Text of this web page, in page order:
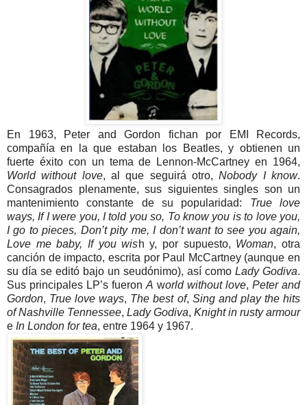
En 1963, Peter and Gordon fichan por EMI Records,
compañía en la que estaban los Beatles, y obtienen un
fuerte éxito con un tema de Lennon-McCartney en 1964,
World without love, al que seguirá otro,Nobody I know.
Consagrados plenamente, sus siguientes singles son un
mantenimiento constante de su popularidad: True love
ways, If I were you, I told you so, To know you is to love you,
I go to pieces, Don’t pity me, I don’t want to see you again,
Love me baby, If you wish y, por supuesto, Woman, otra
canción de impacto, escrita por Paul McCartney (aunque en
su día se editó bajo un seudónimo), así como Lady Godiva.
Sus principales LP’s fueron A world without love, Peter and
Gordon, True love ways, The best of, Sing and play the hits
of Nashville Tennessee, Lady Godiva, Knight in rusty armour
e In London for tea, entre 1964 y 1967.